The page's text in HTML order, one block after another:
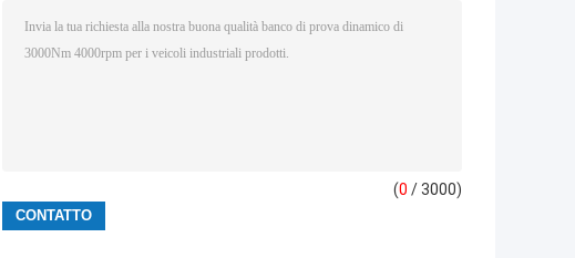
(0 / 3000)